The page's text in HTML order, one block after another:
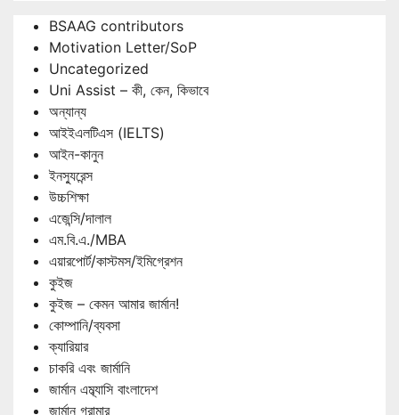
BSAAG contributors
Motivation Letter/SoP
Uncategorized
Uni Assist – কী, কেন, কিভাবে
অন্যান্য
আইইএলটিএস (IELTS)
আইন-কানুন
ইনস্যুরেন্স
উচ্চশিক্ষা
এজেন্সি/দালাল
এম.বি.এ./MBA
এয়ারপোর্ট/কাস্টমস/ইমিগ্রেশন
কুইজ
কুইজ – কেমন আমার জার্মান!
কোম্পানি/ব্যবসা
ক্যারিয়ার
চাকরি এবং জার্মানি
জার্মান এম্ব্যাসি বাংলাদেশ
জার্মান গ্রামার